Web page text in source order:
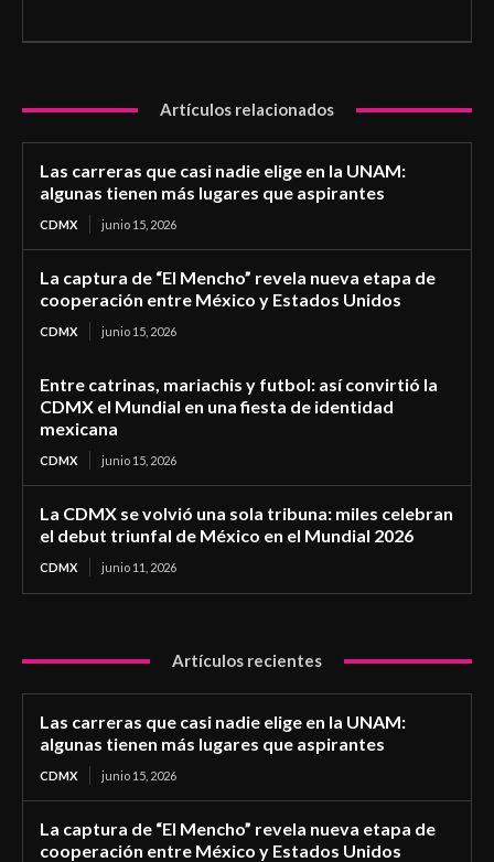
Artículos relacionados
Las carreras que casi nadie elige en la UNAM:
algunas tienen más lugares que aspirantes
CDMX junio 15, 2026
La captura de “El Mencho” revela nueva etapa de
cooperación entre México y Estados Unidos
CDMX junio 15, 2026
Entre catrinas, mariachis y futbol: así convirtió la
CDMX el Mundial en una fiesta de identidad
mexicana
CDMX junio 15, 2026
La CDMX se volvió una sola tribuna: miles celebran
el debut triunfal de México en el Mundial 2026
CDMX junio 11, 2026
Artículos recientes
Las carreras que casi nadie elige en la UNAM:
algunas tienen más lugares que aspirantes
CDMX junio 15, 2026
La captura de “El Mencho” revela nueva etapa de
cooperación entre México y Estados Unidos